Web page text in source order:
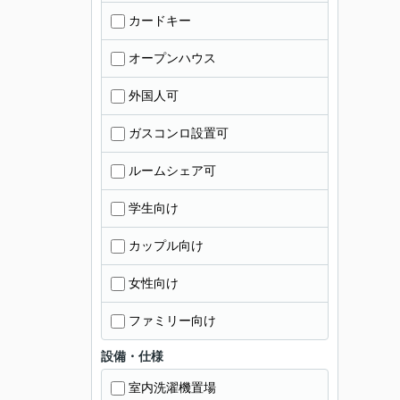
カードキー
オープンハウス
外国人可
ガスコンロ設置可
ルームシェア可
学生向け
カップル向け
女性向け
ファミリー向け
設備・仕様
室内洗濯機置場